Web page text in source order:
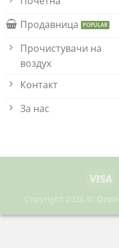
Продавница
Прочистувачи на
воздух
Контакт
За нас
Copyright 2026 ©